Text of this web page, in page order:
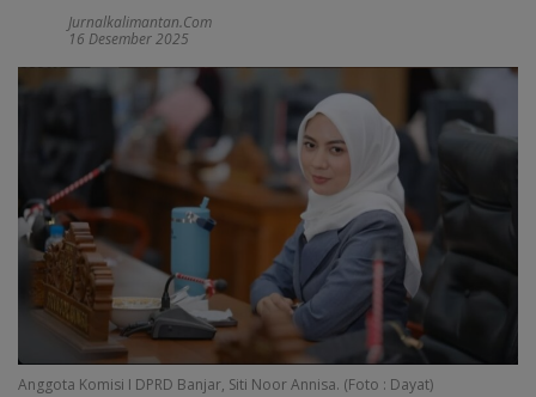
Jurnalkalimantan.com
16 Desember 2025
Anggota Komisi I DPRD Banjar, Siti Noor Annisa. (Foto : Dayat)